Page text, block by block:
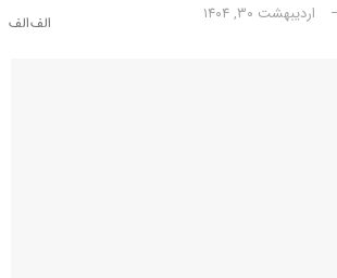
اردیبهشت ۳۰, ۱۴۰۴